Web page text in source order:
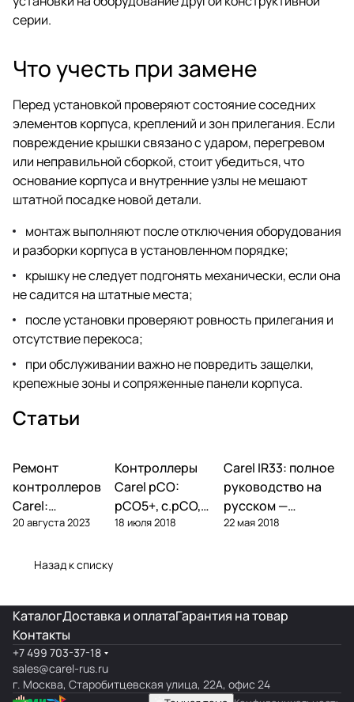
серии.
Что учесть при замене
Перед установкой проверяют состояние соседних
элементов корпуса, креплений и зон прилегания. Если
повреждение крышки связано с ударом, перегревом
или неправильной сборкой, стоит убедиться, что
основание корпуса и внутренние узлы не мешают
штатной посадке новой детали.
монтаж выполняют после отключения оборудования
и разборки корпуса в установленном порядке;
крышку не следует подгонять механически, если она
не садится на штатные места;
после установки проверяют ровность прилегания и
отсутствие перекоса;
при обслуживании важно не повредить защелки,
крепежные зоны и сопряженные панели корпуса.
Статьи
Автоматика и
контроллеры
Ремонт
контроллеров
Carel:
диагностика
поломок и
20 августа 2023
Автоматика и
контроллеры
Контроллеры
Carel pCO:
pCO5+, c.pCO,
pCO mini —
18 июля 2018
Автоматика и
контроллеры
Carel IR33: полное
руководство на
русском —
параметры,
22 мая 2018
Назад к списку
КаталогДоставка и оплатаГарантия на товар
Контакты
+7 499 703-37-18
sales@carel-rus.ru
г. Москва, Старобитцевская улица, 22А, офис 24